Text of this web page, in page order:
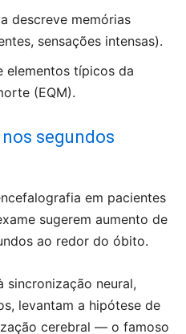
descreve memórias
sensações intensas).
elementos típicos da
(EQM).
segundos
em pacientes
sugerem aumento de
ao redor do óbito.
sincronização neural,
levantam a hipótese de
cerebral — o famoso